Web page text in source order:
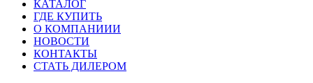
КАТАЛОГ
ГДЕ КУПИТЬ
О КОМПАНИИИ
НОВОСТИ
КОНТАКТЫ
СТАТЬ ДИЛЕРОМ